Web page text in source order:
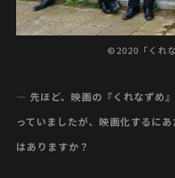
©2020「くれ
— 先ほど、映画の『くれなずめ
っていましたが、映画化するに
はありますか？